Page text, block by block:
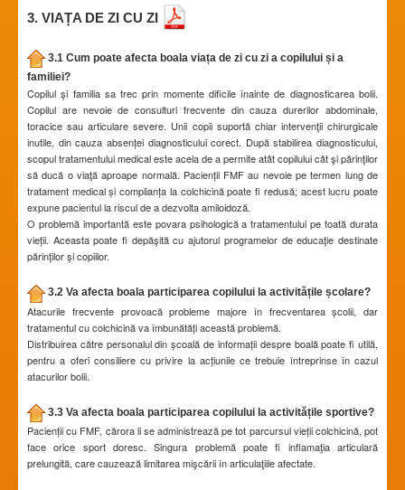
3. VIAȚA DE ZI CU ZI
3.1 Cum poate afecta boala viața de zi cu zi a copilului și a
familiei?
Copilul şi familia sa trec prin momente dificile înainte de diagnosticarea bolii.
Copilul are nevoie de consulturi frecvente din cauza durerilor abdominale,
toracice sau articulare severe. Unii copii suportă chiar intervenţii chirurgicale
inutile, din cauza absenței diagnosticului corect. După stabilirea diagnosticului,
scopul tratamentului medical este acela de a permite atât copilului cât şi părinţilor
să ducă o viaţă aproape normală. Pacienții FMF au nevoie pe termen lung de
tratament medical și complianța la colchicină poate fi redusă; acest lucru poate
expune pacientul la riscul de a dezvolta amiloidoză.
O problemă importantă este povara psihologică a tratamentului pe toată durata
vieții. Aceasta poate fi depăşită cu ajutorul programelor de educaţie destinate
părinţilor şi copiilor.
3.2 Va afecta boala participarea copilului la activitățile școlare?
Atacurile frecvente provoacă probleme majore în frecventarea școlii, dar
tratamentul cu colchicină va îmbunătăți această problemă.
Distribuirea către personalul din școală de informații despre boală poate fi utilă,
pentru a oferi consiliere cu privire la acțiunile ce trebuie întreprinse în cazul
atacurilor bolii.
3.3 Va afecta boala participarea copilului la activitățile sportive?
Pacienții cu FMF, cărora li se administrează pe tot parcursul vieții colchicină, pot
face orice sport doresc. Singura problemă poate fi inflamaţia articulară
prelungită, care cauzează limitarea mişcării în articulaţiile afectate.